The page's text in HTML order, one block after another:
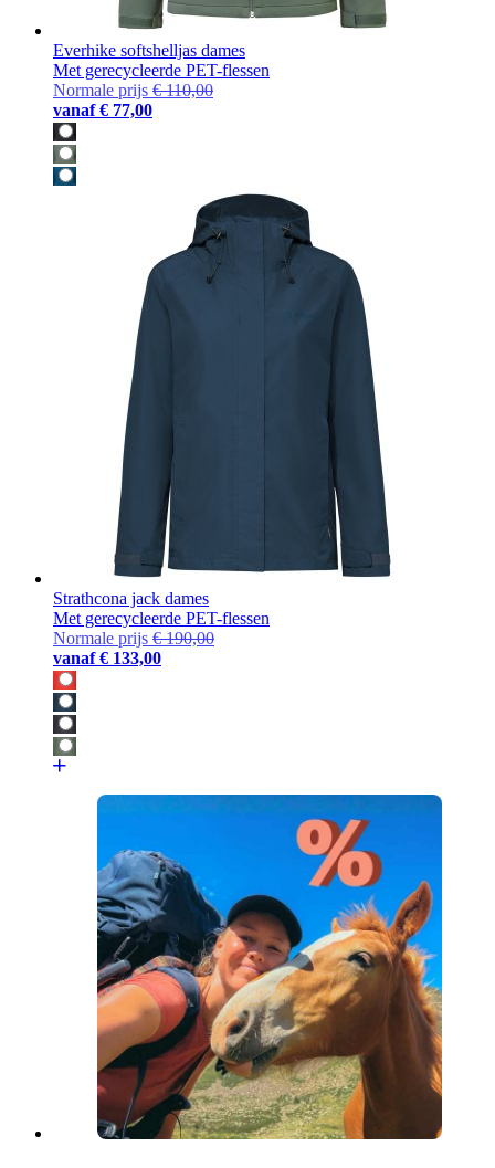
Everhike softshelljas dames
Met gerecycleerde PET-flessen
Normale prijs € 110,00
vanaf € 77,00
Strathcona jack dames
Met gerecycleerde PET-flessen
Normale prijs € 190,00
vanaf € 133,00